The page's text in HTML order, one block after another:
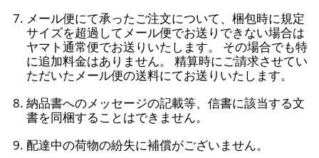
メール便にて承ったご注文について、梱包時に規定
サイズを超過してメール便でお送りできない場合は
ヤマト通常便でお送りいたします。 その場合でも特
に追加料金はありません。 精算時にご請求させてい
ただいたメール便の送料にてお送りいたします。
納品書へのメッセージの記載等、信書に該当する文
書を同梱することはできません。
配達中の荷物の紛失に補償がございません。